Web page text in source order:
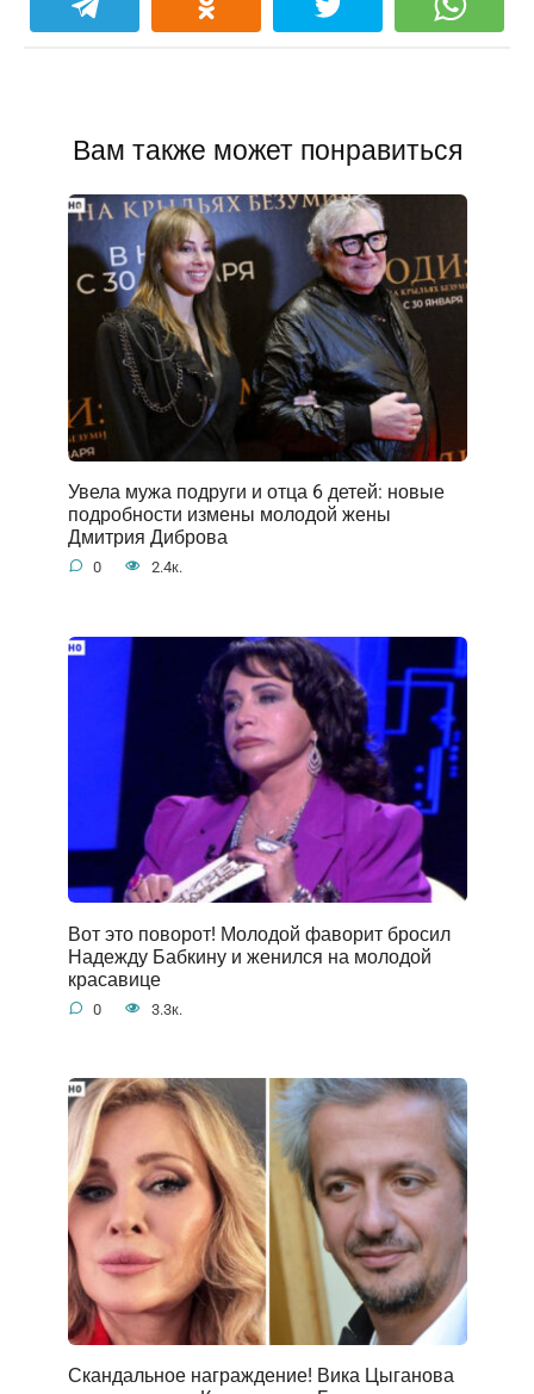
Вам также может понравиться
Увела мужа подруги и отца 6 детей: новые
подробности измены молодой жены
Дмитрия Диброва
0 2.4к.
Вот это поворот! Молодой фаворит бросил
Надежду Бабкину и женился на молодой
красавице
0 3.3к.
Скандальное награждение! Вика Цыганова